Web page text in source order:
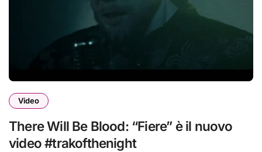
Video
There Will Be Blood: “Fiere” è il nuovo
video #trakofthenight